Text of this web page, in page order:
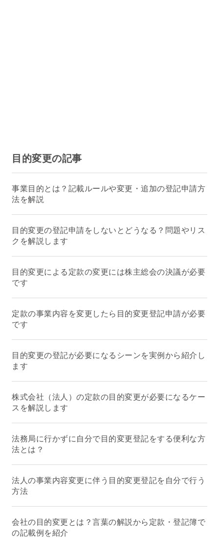
目的変更の記事
事業目的とは？記載ルールや変更・追加の登記申請方
法を解説
目的変更の登記申請をしないとどうなる？問題やリス
クを解説します
目的変更による定款の変更には株主総会の決議が必要
です
定款の事業内容を変更したら目的変更登記申請が必要
です
目的変更の登記が必要になるシーンを実例から紹介し
ます
株式会社（法人）の定款の目的変更が必要になるケー
スを解説します
法務局に行かずに自分で目的変更登記をする便利な方
法とは？
法人の事業内容変更に伴う目的変更登記を自分で行う
方法
会社の目的変更とは？言葉の解説から定款・登記簿で
の記載例を紹介